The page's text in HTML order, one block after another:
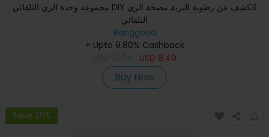
مجموعة وحدة الري التلقائي DIY الكشف عن رطوبة التربة مضخة الري
التلقائي
Banggood
+ Upto 9.80% Cashback
USD 8.49
Buy Now
Save 20%